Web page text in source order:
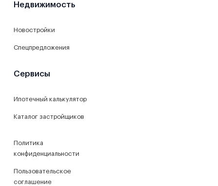
Недвижимость
Новостройки
Спецпредложения
Сервисы
Ипотечный калькулятор
Каталог застройщиков
Политика
конфиденциальности
Пользовательское
соглашение